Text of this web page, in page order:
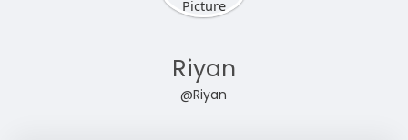
Riyan
@Riyan